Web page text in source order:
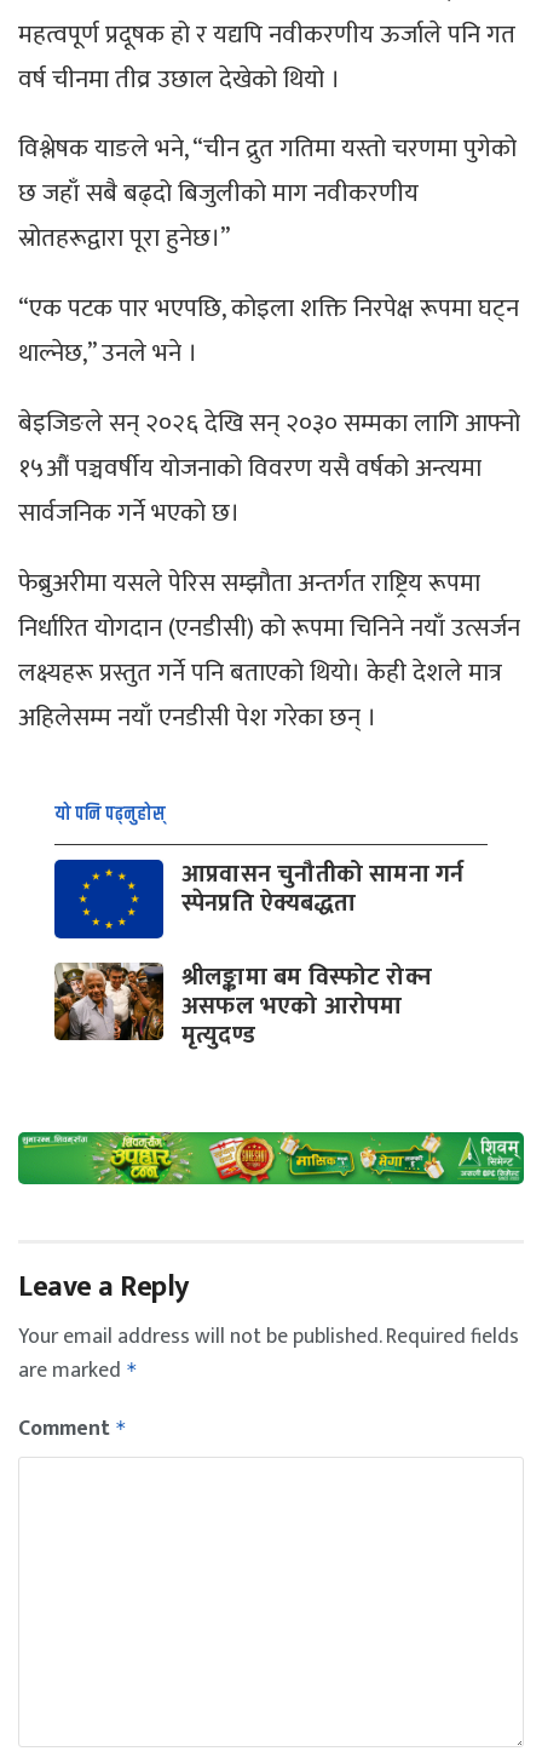
महत्वपूर्ण प्रदूषक हो र यद्यपि नवीकरणीय ऊर्जाले पनि गत
वर्ष चीनमा तीव्र उछाल देखेको थियो ।
विश्लेषक याङले भने, “चीन द्रुत गतिमा यस्तो चरणमा पुगेको
छ जहाँ सबै बढ्दो बिजुलीको माग नवीकरणीय
स्रोतहरूद्वारा पूरा हुनेछ।”
“एक पटक पार भएपछि, कोइला शक्ति निरपेक्ष रूपमा घट्न
थाल्नेछ,” उनले भने ।
बेइजिङले सन् २०२६ देखि सन् २०३० सम्मका लागि आफ्नो
१५औं पञ्चवर्षीय योजनाको विवरण यसै वर्षको अन्त्यमा
सार्वजनिक गर्ने भएको छ।
फेब्रुअरीमा यसले पेरिस सम्झौता अन्तर्गत राष्ट्रिय रूपमा
निर्धारित योगदान (एनडीसी) को रूपमा चिनिने नयाँ उत्सर्जन
लक्ष्यहरू प्रस्तुत गर्ने पनि बताएको थियो। केही देशले मात्र
अहिलेसम्म नयाँ एनडीसी पेश गरेका छन् ।
यो पनि पढ्नुहोस्
आप्रवासन चुनौतीको सामना गर्न
स्पेनप्रति ऐक्यबद्धता
श्रीलङ्कामा बम विस्फोट रोक्न
असफल भएको आरोपमा
मृत्युदण्ड
Leave a Reply
Your email address will not be published.Required fields
are marked *
Comment *